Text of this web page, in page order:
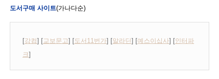
도서구매 사이트(가나다순)
[강컴] [교보문고] [도서11번가] [알라딘] [예스이십사] [인터파
크]